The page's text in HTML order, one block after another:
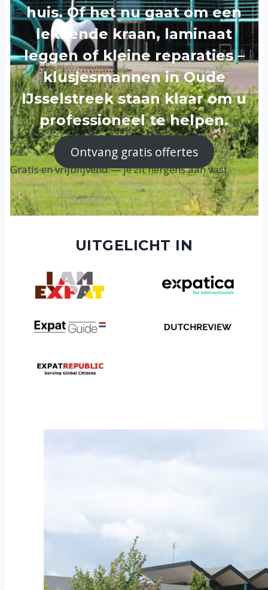
huis. Of het nu gaat om een
lekkende kraan, laminaat
leggen of kleine reparaties –
klusjesmannen in Oude
IJsselstreek staan klaar om u
professioneel te helpen.
Ontvang gratis offertes
Gratis en vrijblijvend — je zit nergens aan vast
UITGELICHT IN